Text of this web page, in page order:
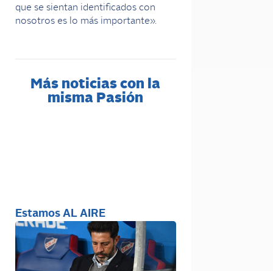
que se sientan identificados con
nosotros es lo más importante».
Más noticias con la
misma Pasión
Estamos AL AIRE